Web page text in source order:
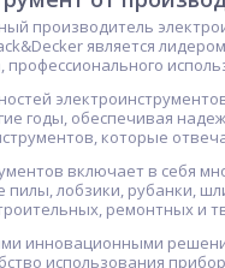
производитель
является
профессионального
годы, обеспечивая
которые
включает в себя
лобзики, рубанки,
ремонтных и
инновационными
использования